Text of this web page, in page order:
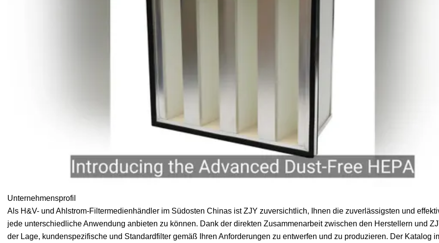
Unternehmensprofil
Als H&V- und Ahlstrom-Filtermedienhändler im Südosten Chinas ist ZJY zuversichtlich, Ihnen die zuverlässigsten und
jede unterschiedliche Anwendung anbieten zu können. Dank der direkten Zusammenarbeit zwischen den Herstellern und
der Lage, kundenspezifische und Standardfilter gemäß Ihren Anforderungen zu entwerfen und zu produzieren. Der Katalog